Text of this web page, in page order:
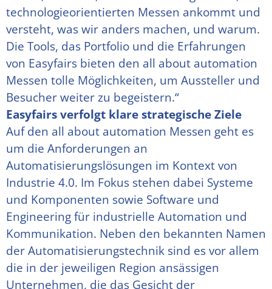
technologieorientierten Messen ankommt und
versteht, was wir anders machen, und warum.
Die Tools, das Portfolio und die Erfahrungen
von Easyfairs bieten den all about automation
Messen tolle Möglichkeiten, um Aussteller und
Besucher weiter zu begeistern.“
Easyfairs verfolgt klare strategische Ziele
Auf den all about automation Messen geht es
um die Anforderungen an
Automatisierungslösungen im Kontext von
Industrie 4.0. Im Fokus stehen dabei Systeme
und Komponenten sowie Software und
Engineering für industrielle Automation und
Kommunikation. Neben den bekannten Namen
der Automatisierungstechnik sind es vor allem
die in der jeweiligen Region ansässigen
Unternehmen, die das Gesicht der